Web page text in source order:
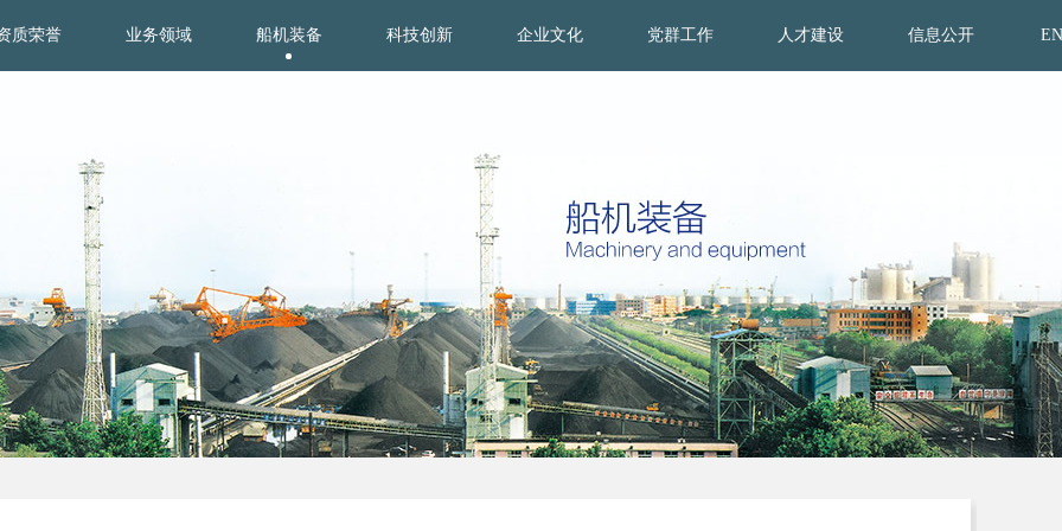
质荣誉 业务领域 船机装备 科技创新 企业文化 党群工作 人才建设 信息公开 EN